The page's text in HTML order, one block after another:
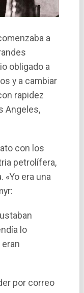
a
obligado a
y a cambiar
rapidez
Angeles,
con los
petrolí­fera,
era una
lo
por correo